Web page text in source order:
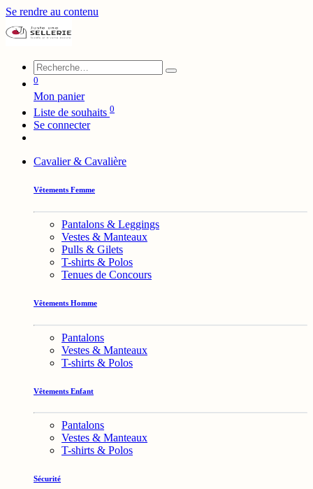
Se rendre au contenu
0
Mon panier
Liste de souhaits 0
Se connecter
Cavalier & Cavalière
Vêtements Femme
Pantalons & Leggings
Vestes & Manteaux
Pulls & Gilets
T-shirts & Polos
Tenues de Concours
Vêtements Homme
Pantalons
Vestes & Manteaux
T-shirts & Polos
Vêtements Enfant
Pantalons
Vestes & Manteaux
T-shirts & Polos
Sécurité